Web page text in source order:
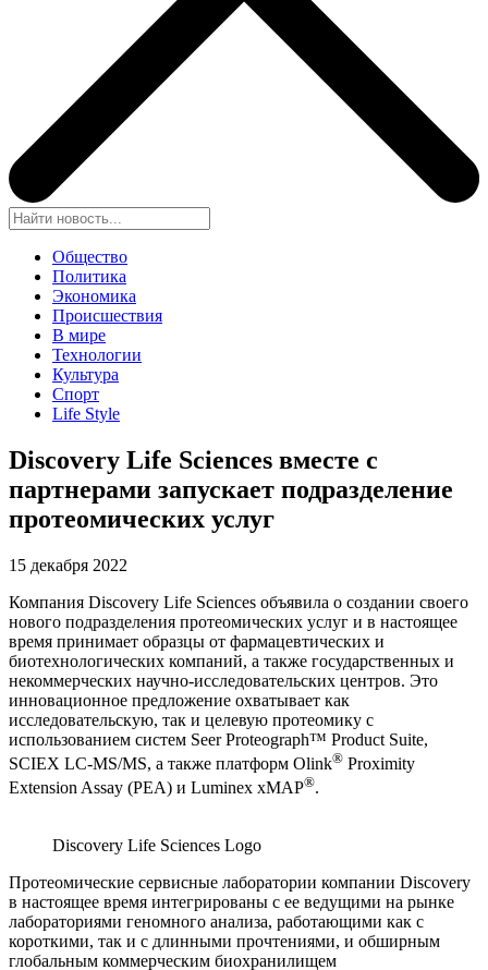
Общество
Политика
Экономика
Происшествия
В мире
Технологии
Культура
Спорт
Life Style
Discovery Life Sciences вместе с
партнерами запускает подразделение
протеомических услуг
15 декабря 2022
Компания Discovery Life Sciences объявила о создании своего
нового подразделения протеомических услуг и в настоящее
время принимает образцы от фармацевтических и
биотехнологических компаний, а также государственных и
некоммерческих научно-исследовательских центров. Это
инновационное предложение охватывает как
исследовательскую, так и целевую протеомику с
использованием систем Seer Proteograph™ Product Suite,
SCIEX LC-MS/MS, а также платформ Olink® Proximity
Extension Assay (PEA) и Luminex xMAP®.
Discovery Life Sciences Logo
Протеомические сервисные лаборатории компании Discovery
в настоящее время интегрированы с ее ведущими на рынке
лабораториями геномного анализа, работающими как с
короткими, так и с длинными прочтениями, и обширным
глобальным коммерческим биохранилищем